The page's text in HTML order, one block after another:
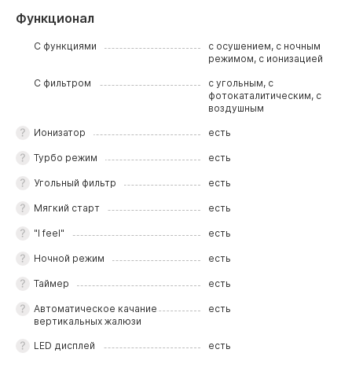
Функционал
С функциями
с осушением, с ночным
режимом, с ионизацией
С фильтром
с угольным, с
фотокаталитическим, с
воздушным
Ионизатор есть
Турбо режим есть
Угольный фильтр есть
Мягкий старт есть
"I feel" есть
Ночной режим есть
Таймер есть
Автоматическое качание
вертикальных жалюзи
есть
LED дисплей есть